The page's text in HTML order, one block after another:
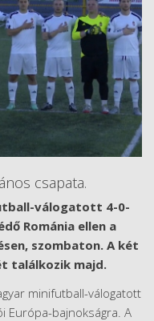
csapata.
válogatott 4-0-
Románia ellen a
szombaton. A két
találkozik majd.
minifutball-válogatott
Európa-bajnokságra. A